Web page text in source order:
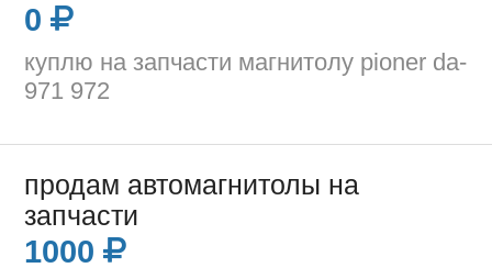
0
куплю на запчасти магнитолу pioner da-
971 972
продам автомагнитолы на
запчасти
1000